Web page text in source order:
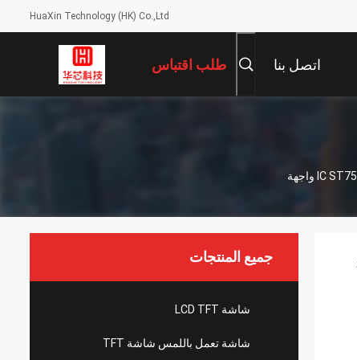
HuaXin Technology (HK) Co.,Ltd
اتصل بنا طلب اقتباس
جميع المنتجات
شاشة LCD TFT
شاشة تعمل باللمس شاشة TFT